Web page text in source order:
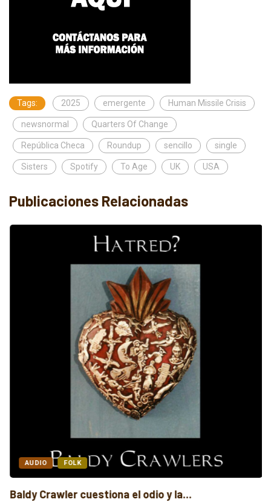
Tags: 2025 emergente Human Missile Crisis
newsnormal Quarters Of Change
República Checa Roundup sencillo single
Sisters Spotify To Age UK USA
Publicaciones Relacionadas
AUDIO FOLK
Baldy Crawler cuestiona el odio y la...